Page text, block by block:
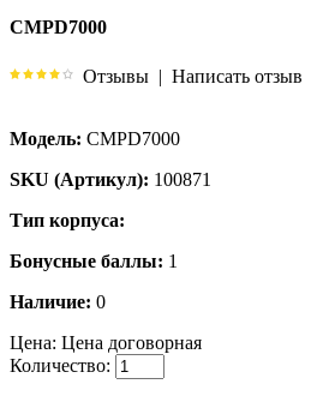
CMPD7000
Отзывы | Написать отзыв
Модель: CMPD7000
SKU (Артикул): 100871
Тип корпуса:
Бонусные баллы: 1
Наличие: 0
Цена: Цена договорная
Количество: